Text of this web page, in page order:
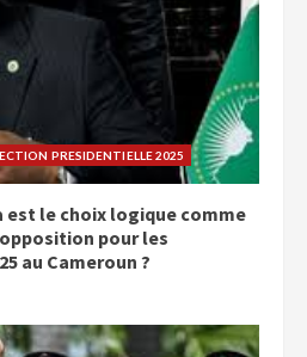
PRESIDENTIELLE 2025
est le choix logique comme
pour les
au Cameroun ?